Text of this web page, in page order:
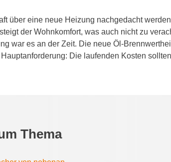
über eine neue Heizung nachgedacht
der Wohnkomfort, was auch nicht zu
war es an der Zeit. Die neue Öl-
Die laufenden Kosten
Thema